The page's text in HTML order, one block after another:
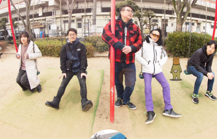
Rate plan
support
Usage flow
Questions